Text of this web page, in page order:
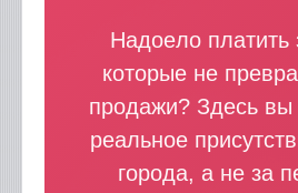
Надоело платить
которые не
продажи? Здесь вы
реальное
города, а не за